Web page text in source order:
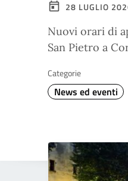
28 LUGLIO
Nuovi orari di
San Pietro a
Categorie
News ed eventi